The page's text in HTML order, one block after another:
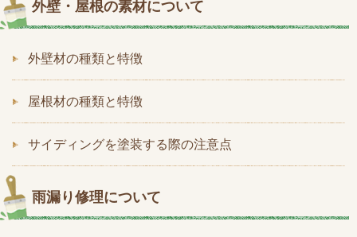
外壁・屋根の素材について
外壁材の種類と特徴
屋根材の種類と特徴
サイディングを塗装する際の注意点
雨漏り修理について